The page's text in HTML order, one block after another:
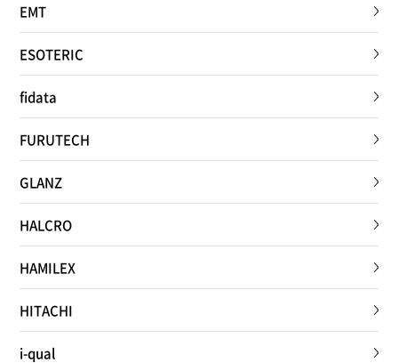
EMT
ESOTERIC
fidata
FURUTECH
GLANZ
HALCRO
HAMILEX
HITACHI
i-qual